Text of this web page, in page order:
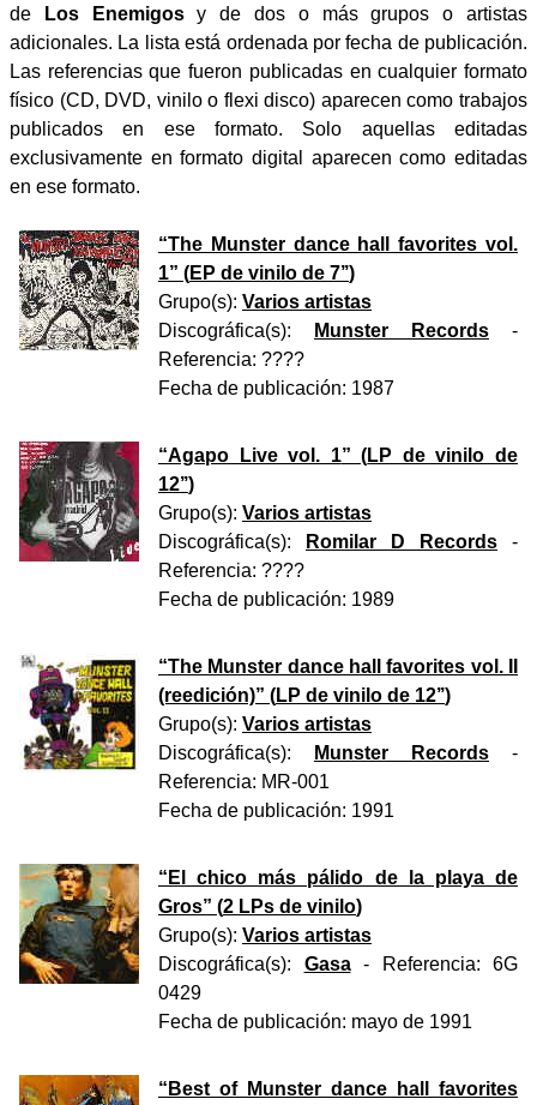
de
Los Enemigosy de dos o más grupos o artistas
adicionales. La lista está ordenada por fecha de publicación.
Las referencias que fueron publicadas en cualquier formato
físico (CD, DVD, vinilo o flexi disco) aparecen como trabajos
publicados en ese formato. Solo aquellas editadas
exclusivamente en formato digital aparecen como editadas
en ese formato.
“The Munster dance hall favorites vol.
1” (EP de vinilo de 7’’)
Grupo(s): Varios artistas
Discográfica(s):
Munster Records -
Referencia: ????
Fecha de publicación: 1987
“Agapo Live vol. 1” (LP de vinilo de
12’’)
Grupo(s): Varios artistas
Discográfica(s):
Romilar D Records -
Referencia: ????
Fecha de publicación: 1989
“The Munster dance hall favorites vol. II
(reedición)” (LP de vinilo de 12’’)
Grupo(s): Varios artistas
Discográfica(s):
Munster Records -
Referencia: MR-001
Fecha de publicación: 1991
“ El chico más pálido de la playa de
Gros” (2 LPs de vinilo)
Grupo(s): Varios artistas
Discográfica(s): Gasa- Referencia: 6G
0429
Fecha de publicación: mayo de 1991
“ Best of Munster dance hall favorites